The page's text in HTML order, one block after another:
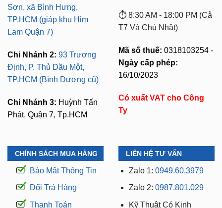
Sơn, xã Bình Hưng,
TP.HCM (giáp khu Him
Lam Quận 7)
Chi Nhánh 2: 93 Trương
Định, P. Thủ Dầu Một,
TP.HCM (Bình Dương cũ)
Chi Nhánh 3: Huỳnh Tấn
Phát, Quận 7, Tp.HCM
⏱️ 8:30 AM - 18:00 PM (Cả
T7 Và Chủ Nhật)
Mã số thuế: 0318103254 -
Ngày cấp phép:
16/10/2023
Có xuất VAT cho Công
Ty
CHÍNH SÁCH MUA HÀNG
Bảo Mật Thông Tin
Đổi Trả Hàng
Thanh Toán
LIÊN HỆ TƯ VẤN
Zalo 1: 0949.60.3979
Zalo 2: 0987.801.029
Kỹ Thuật Có Kinh